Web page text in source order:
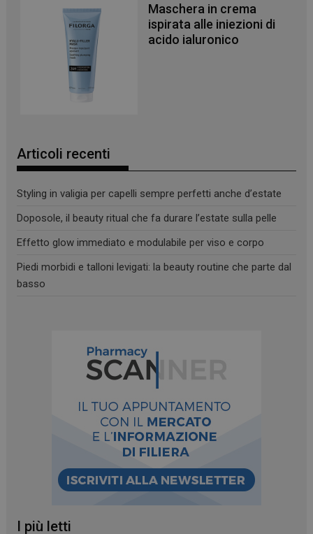
Maschera in crema
ispirata alle iniezioni di
acido ialuronico
Articoli recenti
Styling in valigia per capelli sempre perfetti anche d’estate
Doposole, il beauty ritual che fa durare l’estate sulla pelle
Effetto glow immediato e modulabile per viso e corpo
Piedi morbidi e talloni levigati: la beauty routine che parte dal
basso
I più letti
I cookie necessari contribuiscono a rendere fruibile il
sito web abilitandone funzionalità di base quali la
navigazione sulle pagine e l'accesso alle aree
protette del sito. Il sito web non è in grado di
funzionare correttamente senza questi cookie.
NOME
Google LLC
.panoramacosmetico.it